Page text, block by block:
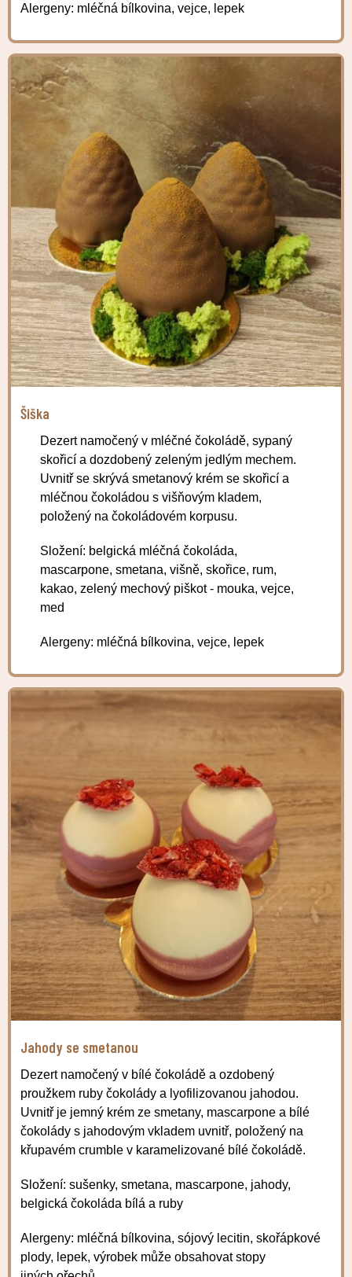
Alergeny: mléčná bílkovina, vejce, lepek
Šiška
Dezert namočený v mléčné čokoládě, sypaný
skořicí a dozdobený zeleným jedlým mechem.
Uvnitř se skrývá smetanový krém se skořicí a
mléčnou čokoládou s višňovým kladem,
položený na čokoládovém korpusu.
Složení: belgická mléčná čokoláda,
mascarpone, smetana, višně, skořice, rum,
kakao, zelený mechový piškot - mouka, vejce,
med
Alergeny: mléčná bílkovina, vejce, lepek
Jahody se smetanou
Dezert namočený v bílé čokoládě a ozdobený
proužkem ruby čokolády a lyofilizovanou jahodou.
Uvnitř je jemný krém ze smetany, mascarpone a bílé
čokolády s jahodovým vkladem uvnitř, položený na
křupavém crumble v karamelizované bílé čokoládě.
Složení: sušenky, smetana, mascarpone, jahody,
belgická čokoláda bílá a ruby
Alergeny: mléčná bílkovina, sójový lecitin, skořápkové
plody, lepek, výrobek může obsahovat stopy